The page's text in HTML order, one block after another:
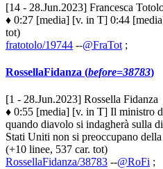
[14 - 28.Jun.2023] Francesca
♦ 0:27 [media] [v. in T] 0:44
tot)
fratotolo/19744 --@FraTot ;
RossellaFidanza (before=38783)
[1 - 28.Jun.2023] Rossella Fidanza
♦ 0:55 [media] [v. in T] Il ministro
quando diavolo si indagherà sulla
Stati Uniti non si preoccupano
(+10 linee, 537 car. tot)
RossellaFidanza/38783 --@RoFi ;